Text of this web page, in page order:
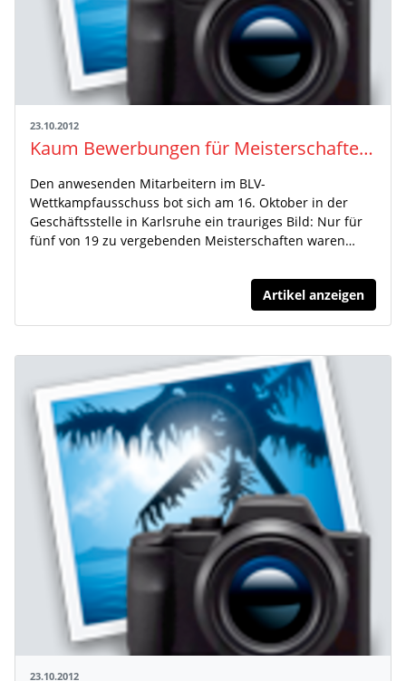
23.10.2012
Kaum Bewerbungen für Meisterschaften 2013
Den anwesenden Mitarbeitern im BLV-
Wettkampfausschuss bot sich am 16. Oktober in der
Geschäftsstelle in Karlsruhe ein trauriges Bild: Nur für
fünf von 19 zu vergebenden Meisterschaften waren…
Artikel anzeigen
23.10.2012